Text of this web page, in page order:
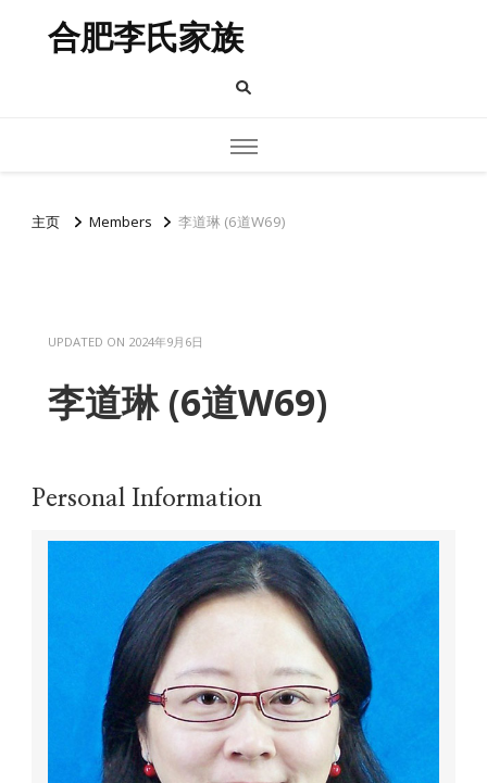
合肥李氏家族
主页 Members 李道琳 (6道W69)
UPDATED ON 2024年9月6日
李道琳 (6道W69)
Personal Information